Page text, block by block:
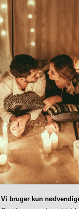
Vi bruger kun